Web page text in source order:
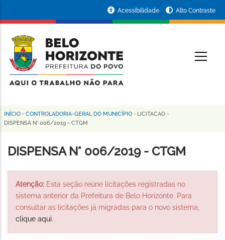
conteúdo
principal
da
Prefeitura
de
Horizonte
Acessibilidade Alto Contraste
Trilha
navegação
INÍCIO - CONTROLADORIA-GERAL DO MUNICÍPIO - LICITACAO -
DISPENSA N° 006/2019 - CTGM
DISPENSA N° 006/2019 - CTGM
Atenção: Esta seção reúne licitações registradas no
sistema anterior da Prefeitura de Belo Horizonte. Para
consultar as licitações já migradas para o novo sistema,
clique aqui.